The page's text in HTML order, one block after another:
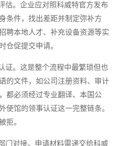
。企业应对照科威特官方发布
条件，找出差距并制定弥补方
聘本地人才、补充设备资源等实
仓促提交申请。
。这是整个流程中最繁琐但也
的文件，如公司注册资料、审计
都必须经过专业翻译、本国公
使馆的领事认证这一完整链条。
拒。
对接。申请材料需递交给科威